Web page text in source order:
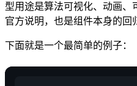
型用途是算法可视化、动画、
官方说明，也是组件本身的回
下面就是一个最简单的例子：